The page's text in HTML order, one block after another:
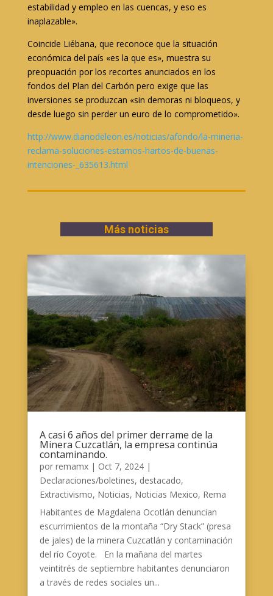
estabilidad y empleo en las cuencas, y eso es
inaplazable».
Coincide Liébana, que reconoce que la situación
económica del país «es la que es», muestra su
preopuación por los recortes anunciados en los
fondos del Plan del Carbón pero exige que las
inversiones se produzcan «sin demoras ni bloqueos, y
desde luego sin perder un euro de lo comprometido».
http://www.diariodeleon.es/noticias/afondo/la-mineria-
reclama-soluciones-estamos-hartos-de-buenas-
intenciones-_635613.html
Más noticias
A casi 6 años del primer derrame de la
Minera Cuzcatlán, la empresa continúa
contaminando.
por remamx| Oct 7, 2024|
Declaraciones/boletines, destacado,
Extractivismo, Noticias, Noticias Mexico, Rema
Habitantes de Magdalena Ocotlán denuncian
escurrimientos de la montaña “Dry Stack” (presa
de jales) de la minera Cuzcatlán y contaminación
del río Coyote. En la mañana del martes
veintitrés de septiembre habitantes denunciaron
a través de redes sociales un...